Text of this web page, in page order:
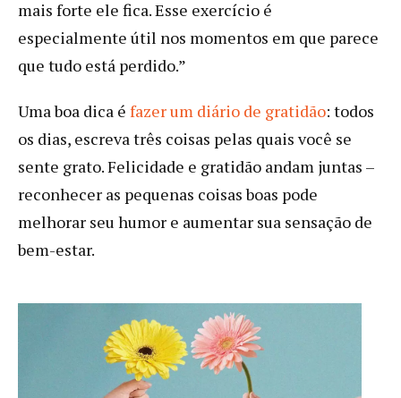
mais forte ele fica. Esse exercício é
especialmente útil nos momentos em que parece
que tudo está perdido.”
Uma boa dica é fazer um diário de gratidão: todos
os dias, escreva três coisas pelas quais você se
sente grato. Felicidade e gratidão andam juntas –
reconhecer as pequenas coisas boas pode
melhorar seu humor e aumentar sua sensação de
bem-estar.